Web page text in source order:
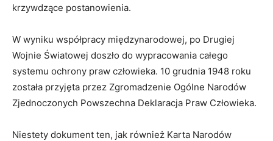
krzywdzące postanowienia.
W wyniku współpracy międzynarodowej, po Drugiej
Wojnie Światowej doszło do wypracowania całego
systemu ochrony praw człowieka. 10 grudnia 1948 roku
została przyjęta przez Zgromadzenie Ogólne Narodów
Zjednoczonych Powszechna Deklaracja Praw Człowieka.
Niestety dokument ten, jak również Karta Narodów